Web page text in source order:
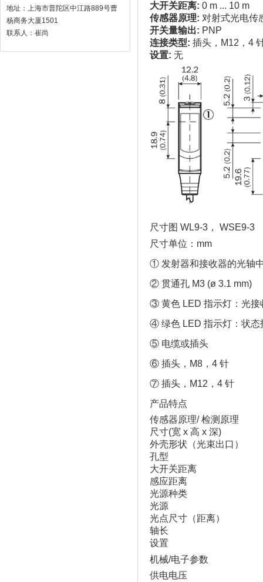
地址：上海市普陀区中江路889号曹
杨商务大厦1501
联系人：崔尚
大开关距离: 0 m ... 10 m
传感器原理: 对射式光电传
开关量输出: PNP
连接类型: 插头，M12，4
设置: 无
尺寸图 WL9-3， WSE9-3
尺寸单位：mm
① 发射器和接收器的光轴
② 贯通孔 M3 (ø 3.1 mm)
③ 黄色 LED 指示灯：光接
④ 绿色 LED 指示灯：状态
⑤ 电缆或插头
⑥ 插头，M8，4 针
⑦ 插头，M12，4 针
产品特点
传感器原理/ 检测原理
尺寸(宽 x 高 x 深)
外壳形状（光束出口）
孔型
大开关距离
感应距离
光源种类
光源
光点尺寸（距离）
轴长
设置
机械/电子参数
供电电压